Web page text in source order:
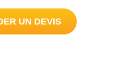
UN DEVIS